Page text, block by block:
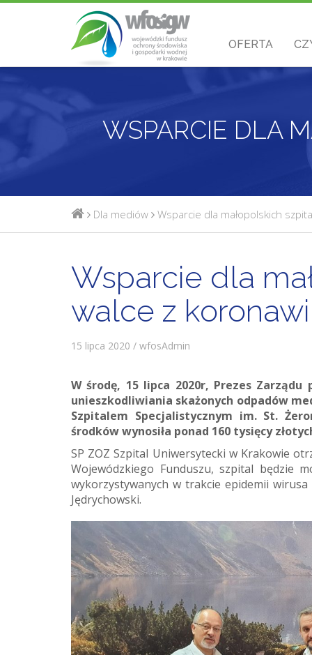
OFERTA
Dla mediów Wsparcie dla małopolskich
Wsparcie dla
walce z
15 lipca 2020 / wfosAdmin
W środę, 15 lipca 2020r, Prezes
unieszkodliwiania skażonych odpadów
Szpitalem Specjalistycznym im. St.
środków wynosiła ponad 160 tysięcy
SP ZOZ Szpital Uniwersytecki w Krakowie
Wojewódzkiego Funduszu, szpital będzie
wykorzystywanych w trakcie epidemii
Jędrychowski.